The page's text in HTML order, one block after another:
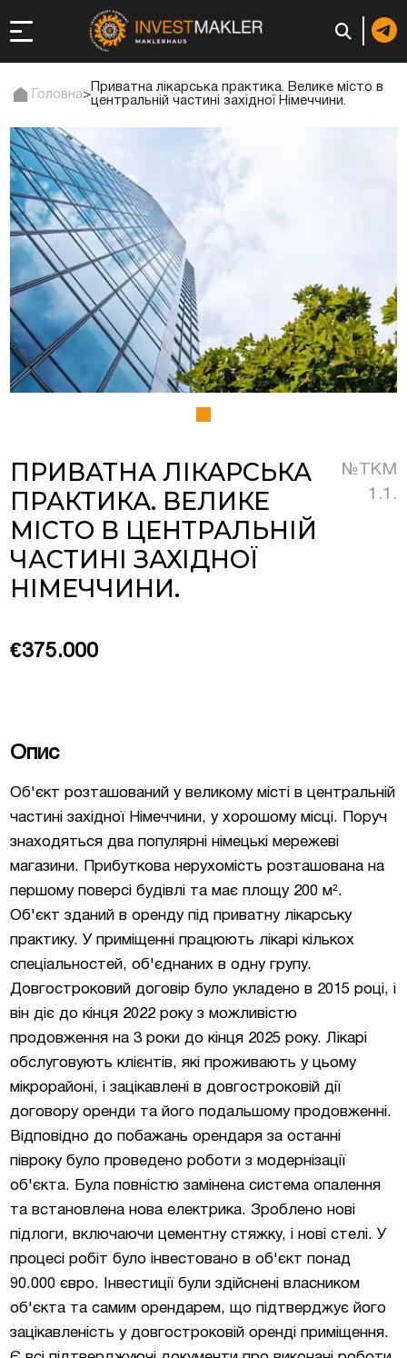
довгострокової
в Італії
та супутні
реєстрація чи
компанії (фірми) у
проєкти та
та Австрії
нерухомість у
Головна>
Приватна лікарська практика. Велике місто в
центральній частині західної Німеччини.
ПРИВАТНА ЛІКАРСЬКА
ПРАКТИКА. ВЕЛИКЕ
МІСТО В ЦЕНТРАЛЬНІЙ
ЧАСТИНІ ЗАХІДНОЇ
НІМЕЧЧИНИ.
№TKM
1.1.
€375.000
Опис
Об'єкт розташований у великому місті в центральній
частині західної Німеччини, у хорошому місці. Поруч
знаходяться два популярні німецькі мережеві
магазини. Прибуткова нерухомість розташована на
першому поверсі будівлі та має площу 200 м².
Об'єкт зданий в оренду під приватну лікарську
практику. У приміщенні працюють лікарі кількох
спеціальностей, об'єднаних в одну групу.
Довгостроковий договір було укладено в 2015 році, і
він діє до кінця 2022 року з можливістю
продовження на 3 роки до кінця 2025 року. Лікарі
обслуговують клієнтів, які проживають у цьому
мікрорайоні, і зацікавлені в довгостроковій дії
договору оренди та його подальшому продовженні.
Відповідно до побажань орендаря за останні
півроку було проведено роботи з модернізації
об'єкта. Була повністю замінена система опалення
та встановлена нова електрика. Зроблено нові
підлоги, включаючи цементну стяжку, і нові стелі. У
процесі робіт було інвестовано в об'єкт понад
90.000 євро. Інвестиції були здійснені власником
об'єкта та самим орендарем, що підтверджує його
зацікавленість у довгостроковій оренді приміщення.